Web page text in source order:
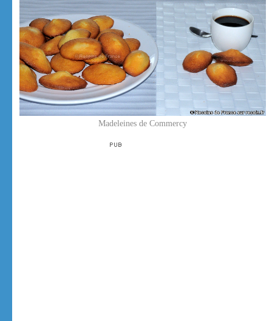
Madeleines de Commercy